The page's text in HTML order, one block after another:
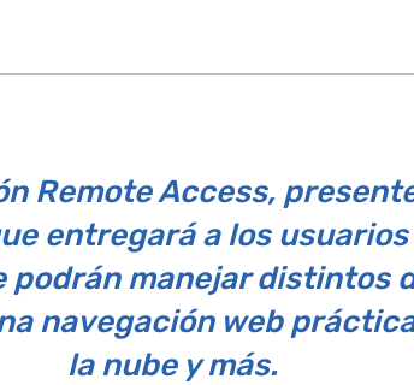
Remote Access,
entregará a los
podrán manejar
navegación web
la nube y más.